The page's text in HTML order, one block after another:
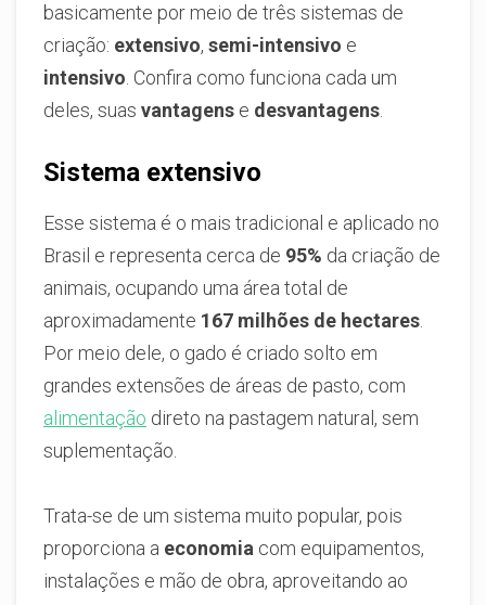
basicamente por meio de três sistemas de
criação: extensivo, semi-intensivo e
intensivo. Confira como funciona cada um
deles, suas vantagens e desvantagens.
Sistema extensivo
Esse sistema é o mais tradicional e aplicado no
Brasil e representa cerca de 95% da criação de
animais, ocupando uma área total de
aproximadamente 167 milhões de hectares.
Por meio dele, o gado é criado solto em
grandes extensões de áreas de pasto, com
alimentação direto na pastagem natural, sem
suplementação.
Trata-se de um sistema muito popular, pois
proporciona a economia com equipamentos,
instalações e mão de obra, aproveitando ao